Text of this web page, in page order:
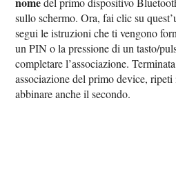
sullo schermo. Ora, fai clic su
segui le istruzioni che ti vengono
un PIN o la pressione di un tasto/
completare l’associazione.
associazione del primo device,
abbinare anche il secondo.